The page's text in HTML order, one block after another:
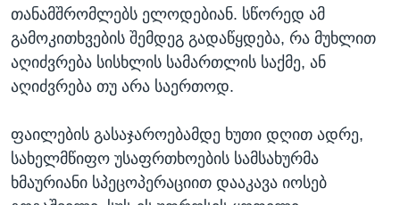
თანამშრომლებს ელოდებიან. სწორედ ამ
გამოკითხვების შემდეგ გადაწყდება, რა მუხლით
აღიძვრება სისხლის სამართლის საქმე, ან
აღიძვრება თუ არა საერთოდ.
ფაილების გასაჯაროებამდე ხუთი დღით ადრე,
სახელმწიფო უსაფრთხოების სამსახურმა
ხმაურიანი სპეცოპერაციით დააკავა იოსებ